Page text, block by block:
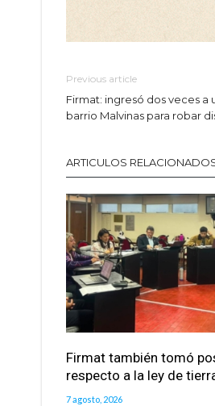
Previous article
Firmat: ingresó dos veces a
barrio Malvinas para robar
ARTICULOS
Firmat también tomó
respecto a la ley de
7 agosto, 2026